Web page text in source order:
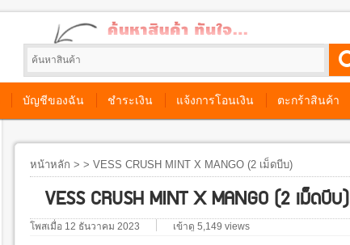
บัญชีของฉัน ชำระเงิน แจ้งการโอนเงิน ตะกร้าสินค้า
หน้าหลัก > > VESS CRUSH MINT X MANGO (2 เม็ดบีบ)
VESS CRUSH MINT X MANGO (2 เม็ดบีบ)
โพสเมื่อ 12 ธันวาคม 2023 เข้าดู 5,149 views